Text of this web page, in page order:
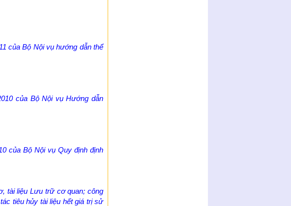
của Bộ Nội vụ hướng dẫn thể
của Bộ Nội vụ Hướng dẫn
của Bộ Nội vụ Quy định định
tài liệu Lưu trữ cơ quan; công
tiêu hủy tài liệu hết giá trị sử